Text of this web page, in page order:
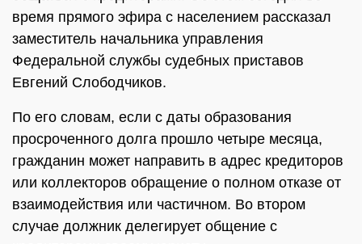
время прямого эфира с населением рассказал
заместитель начальника управления
Федеральной службы судебных приставов
Евгений Слободчиков.
По его словам, если с даты образования
просроченного долга прошло четыре месяца,
гражданин может направить в адрес кредиторов
или коллекторов обращение о полном отказе от
взаимодействия или частичном. Во втором
случае должник делегирует общение с